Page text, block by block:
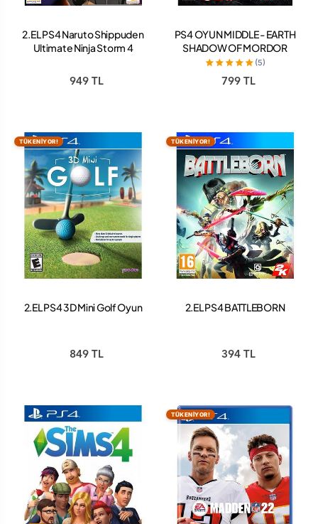
2.EL PS4 Naruto Shippuden
Ultimate Ninja Storm 4
949 TL
PS4 OYUN MIDDLE - EARTH
SHADOW OF MORDOR
(5)
799 TL
TÜKENİYOR!
2.EL PS4 3D Mini Golf Oyun
849 TL
TÜKENİYOR!
2.EL PS4 BATTLEBORN
394 TL
TÜKENİYOR!